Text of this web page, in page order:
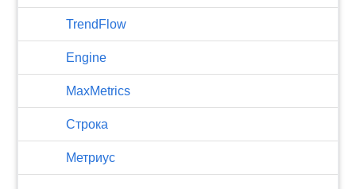
TrendFlow
Engine
MaxMetrics
Строка
Метриус